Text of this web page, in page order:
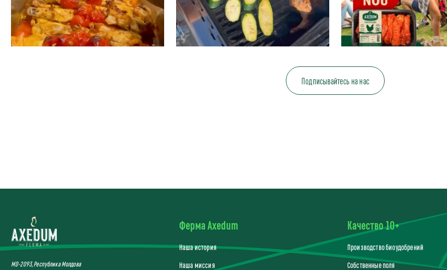
Подписывайтесь на нас
MD-2093, Республика Молдова
Ферма Axedum
Наша история
Наша миссия
Качество 10+
Производство биоудобрений
Собственные поля